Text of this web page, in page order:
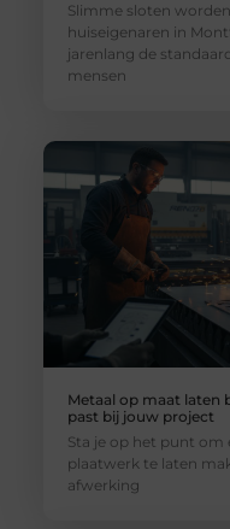
Slimme sloten
huiseigenaren in
jarenlang de
mensen
Metaal op maat laten
past bij jouw project
Sta je op het punt
plaatwerk te laten
afwerking